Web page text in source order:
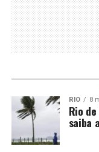
RIO 8
Rio
saiba